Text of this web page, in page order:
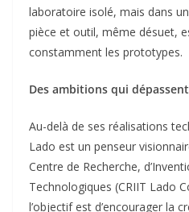
laboratoire isolé, mais dans
pièce et outil, même désuet,
constamment les prototypes.
Des ambitions qui
Au-delà de ses réalisations
Lado est un penseur
Centre de Recherche,
Technologiques (CRIIT Lado
l’objectif est d’encourager la